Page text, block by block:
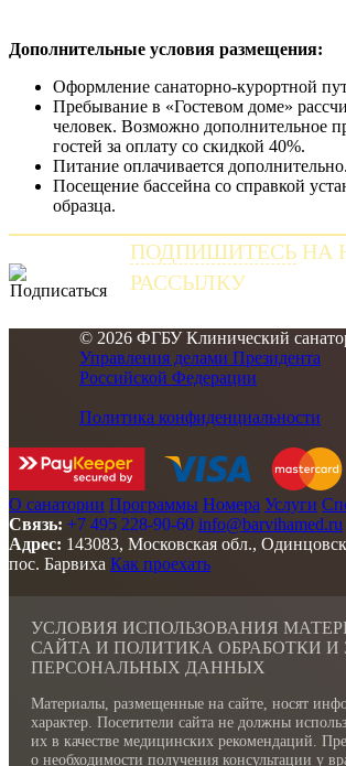
Дополнительные условия размещения:
Оформление санаторно-курортной
Пребывание в «Гостевом доме»
человек. Возможно дополнительное
гостей за оплату со скидкой 40%.
Питание оплачивается дополнительно.
Посещение бассейна со справкой
образца.
ПОДПИШИТЕСЬ НА
РАССЫЛКУ
© 2026 ФГБУ Клинический
Управления делами Президента
Российской Федерации
Политика конфиденциальности
О санатории Программы Номера Услуги
Связь: +7 495 228-90-60 info@barvihamed.ru
Адрес: 143083, Московская обл.,
пос. Барвиха Как проехать
УСЛОВИЯ ИСПОЛЬЗОВАНИЯ
САЙТА И ПОЛИТИКА ОБРАБОТКИ
ПЕРСОНАЛЬНЫХ ДАННЫХ
Материалы, размещенные на сайте, носят
характер. Посетители сайта не должны
их в качестве медицинских рекомендаций.
о необходимости получения консультации у